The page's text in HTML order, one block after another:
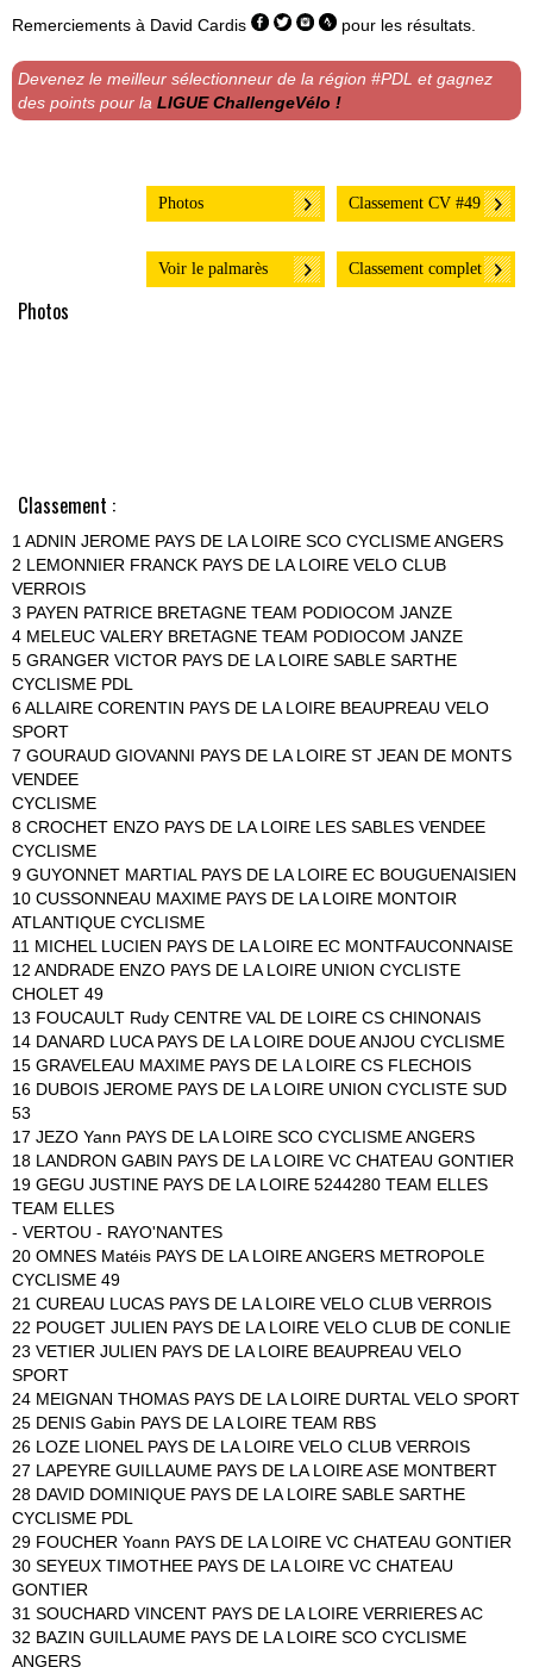
Remerciements à David Cardis pour les résultats.
Devenez le meilleur sélectionneur de la région #PDL et gagnez
des points pour la LIGUE ChallengeVélo !
Classement CV #49
Photos
Classement complet
Voir le palmarès
Photos
Classement :
1 ADNIN JEROME PAYS DE LA LOIRE SCO CYCLISME ANGERS
2 LEMONNIER FRANCK PAYS DE LA LOIRE VELO CLUB
VERROIS
3 PAYEN PATRICE BRETAGNE TEAM PODIOCOM JANZE
4 MELEUC VALERY BRETAGNE TEAM PODIOCOM JANZE
5 GRANGER VICTOR PAYS DE LA LOIRE SABLE SARTHE
CYCLISME PDL
6 ALLAIRE CORENTIN PAYS DE LA LOIRE BEAUPREAU VELO
SPORT
7 GOURAUD GIOVANNI PAYS DE LA LOIRE ST JEAN DE MONTS
VENDEE
CYCLISME
8 CROCHET ENZO PAYS DE LA LOIRE LES SABLES VENDEE
CYCLISME
9 GUYONNET MARTIAL PAYS DE LA LOIRE EC BOUGUENAISIEN
10 CUSSONNEAU MAXIME PAYS DE LA LOIRE MONTOIR
ATLANTIQUE CYCLISME
11 MICHEL LUCIEN PAYS DE LA LOIRE EC MONTFAUCONNAISE
12 ANDRADE ENZO PAYS DE LA LOIRE UNION CYCLISTE
CHOLET 49
13 FOUCAULT Rudy CENTRE VAL DE LOIRE CS CHINONAIS
14 DANARD LUCA PAYS DE LA LOIRE DOUE ANJOU CYCLISME
15 GRAVELEAU MAXIME PAYS DE LA LOIRE CS FLECHOIS
16 DUBOIS JEROME PAYS DE LA LOIRE UNION CYCLISTE SUD
53
17 JEZO Yann PAYS DE LA LOIRE SCO CYCLISME ANGERS
18 LANDRON GABIN PAYS DE LA LOIRE VC CHATEAU GONTIER
19 GEGU JUSTINE PAYS DE LA LOIRE 5244280 TEAM ELLES
TEAM ELLES
- VERTOU - RAYO'NANTES
20 OMNES Matéis PAYS DE LA LOIRE ANGERS METROPOLE
CYCLISME 49
21 CUREAU LUCAS PAYS DE LA LOIRE VELO CLUB VERROIS
22 POUGET JULIEN PAYS DE LA LOIRE VELO CLUB DE CONLIE
23 VETIER JULIEN PAYS DE LA LOIRE BEAUPREAU VELO
SPORT
24 MEIGNAN THOMAS PAYS DE LA LOIRE DURTAL VELO SPORT
25 DENIS Gabin PAYS DE LA LOIRE TEAM RBS
26 LOZE LIONEL PAYS DE LA LOIRE VELO CLUB VERROIS
27 LAPEYRE GUILLAUME PAYS DE LA LOIRE ASE MONTBERT
28 DAVID DOMINIQUE PAYS DE LA LOIRE SABLE SARTHE
CYCLISME PDL
29 FOUCHER Yoann PAYS DE LA LOIRE VC CHATEAU GONTIER
30 SEYEUX TIMOTHEE PAYS DE LA LOIRE VC CHATEAU
GONTIER
31 SOUCHARD VINCENT PAYS DE LA LOIRE VERRIERES AC
32 BAZIN GUILLAUME PAYS DE LA LOIRE SCO CYCLISME
ANGERS